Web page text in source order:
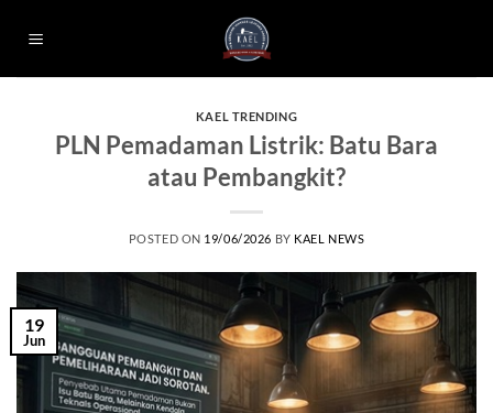
KAEL TRENDING
PLN Pemadaman Listrik: Batu Bara
atau Pembangkit?
POSTED ON 19/06/2026 BY KAEL NEWS
19
Jun